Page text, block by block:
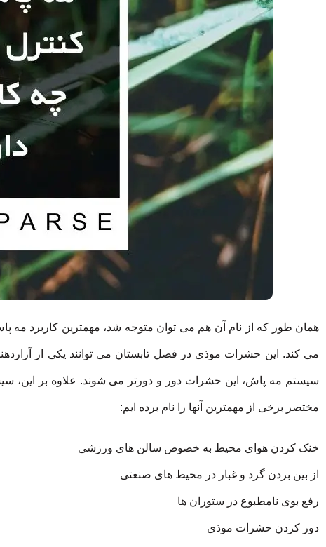
همان طور که از نام آن هم می توان متوجه شد، مهمترین کاربرد مه
می کند. این حشرات موذی در فصل تابستان می توانند یکی از
سیستم مه پاش، این حشرات دور و دورتر می شوند. علاوه بر این،
مختصر برخی از مهمترین آنها را نام برده ایم:
خنک کردن هوای محیط به خصوص سالن های ورزشی
از بین بردن گرد و غبار در محیط های صنعتی
رفع بوی نامطبوع در ستوران ها
دور کردن حشرات موذی